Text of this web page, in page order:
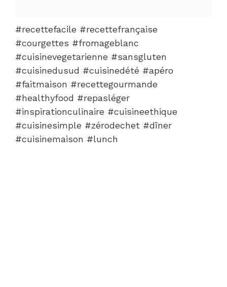
#recettefacile #recettefrançaise
#courgettes #fromageblanc
#cuisinevegetarienne #sansgluten
#cuisinedusud #cuisinedété #apéro
#faitmaison #recettegourmande
#healthyfood #repasléger
#inspirationculinaire #cuisineethique
#cuisinesimple #zérodechet #dîner
#cuisinemaison #lunch